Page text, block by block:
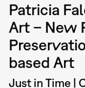
Patricia
Art – New
based Art
Just in Time |